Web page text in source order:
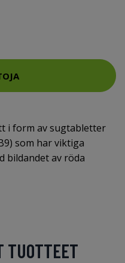
i form av sugtabletter
som har viktiga
bildandet av röda
TUOTTEET